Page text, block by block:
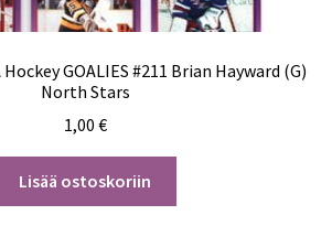
Hockey GOALIES #211 Brian Hayward (G)
North Stars
1,00 €
Lisää ostoskoriin